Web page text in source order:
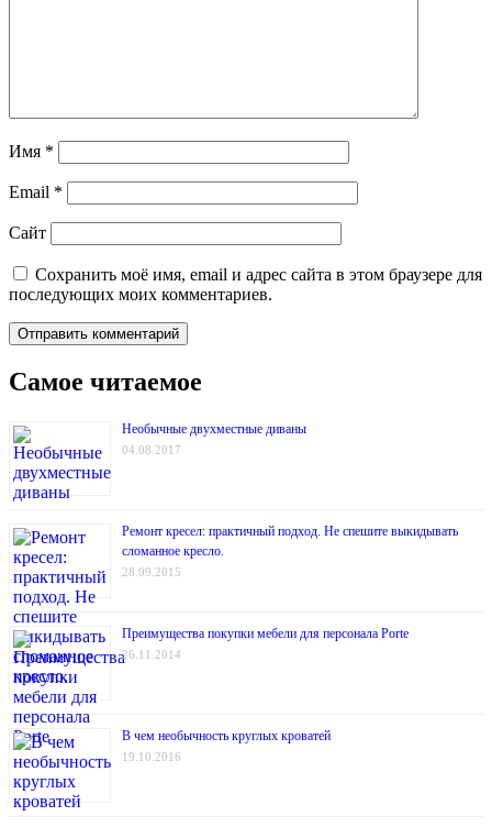
Имя *
Email *
Сайт
Сохранить моё имя, email и адрес сайта в этом браузере для
последующих моих комментариев.
Самое читаемое
Необычные двухместные диваны
04.08.2017
Ремонт кресел: практичный подход. Не спешите выкидывать
сломанное кресло.
28.09.2015
Преимущества покупки мебели для персонала Porte
26.11.2014
В чем необычность круглых кроватей
19.10.2016